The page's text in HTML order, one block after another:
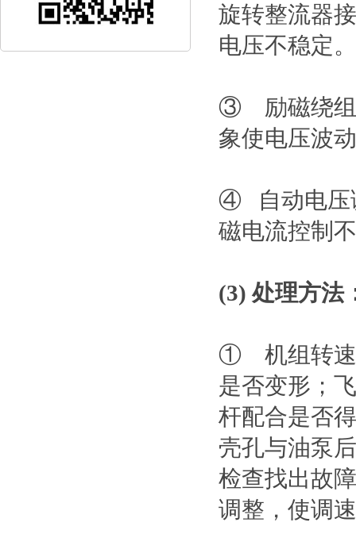
旋转整流器
电压不稳定。
③ 励磁绕组
象使电压波
④ 自动电压
磁电流控制
(3) 处理方法
① 机组转速
是否变形；
杆配合是否
壳孔与油泵
检查找出故
调整，使调